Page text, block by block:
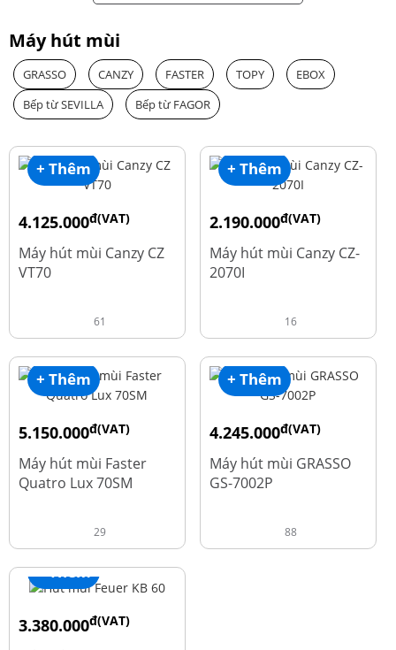
Máy hút mùi
GRASSO CANZY FASTER TOPY
EBOX
Bếp từ SEVILLA
Bếp từ FAGOR
+ Thêm
4.125.000đ(VAT)
8.500.000
Máy hút mùi Canzy CZ
VT70
61
+ Thêm
2.190.000đ(VAT)
4.450.000
Máy hút mùi Canzy CZ-
2070I
16
+ Thêm
5.150.000đ(VAT)
9.700.000
Máy hút mùi Faster
Quatro Lux 70SM
29
+ Thêm
4.245.000đ(VAT)
5.660.000
Máy hút mùi GRASSO
GS-7002P
88
+ Thêm
3.380.000đ(VAT)